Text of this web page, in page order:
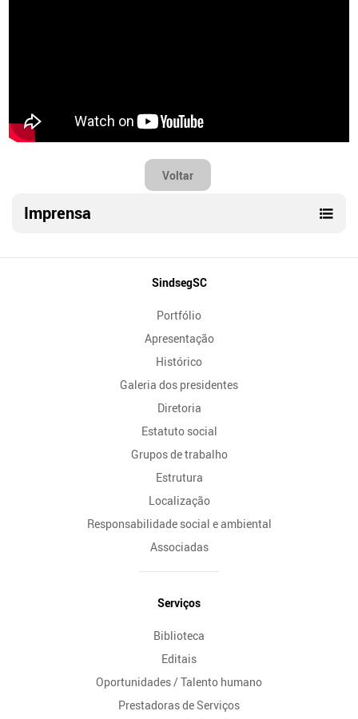
Voltar
Imprensa
SindsegSC
Portfólio
Apresentação
Histórico
Galeria dos presidentes
Diretoria
Estatuto social
Grupos de trabalho
Estrutura
Localização
Responsabilidade social e ambiental
Associadas
Serviços
Biblioteca
Editais
Oportunidades / Talento humano
Prestadoras de Serviços